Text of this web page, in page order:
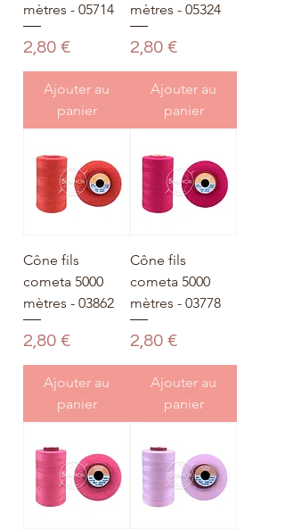
mètres - 05714
Prix
2,80 €
Ajouter au
panier
mètres - 05324
Prix
2,80 €
Ajouter au
panier
Cône fils
cometa 5000
mètres - 03862
Prix
2,80 €
Ajouter au
panier
Cône fils
cometa 5000
mètres - 03778
Prix
2,80 €
Ajouter au
panier